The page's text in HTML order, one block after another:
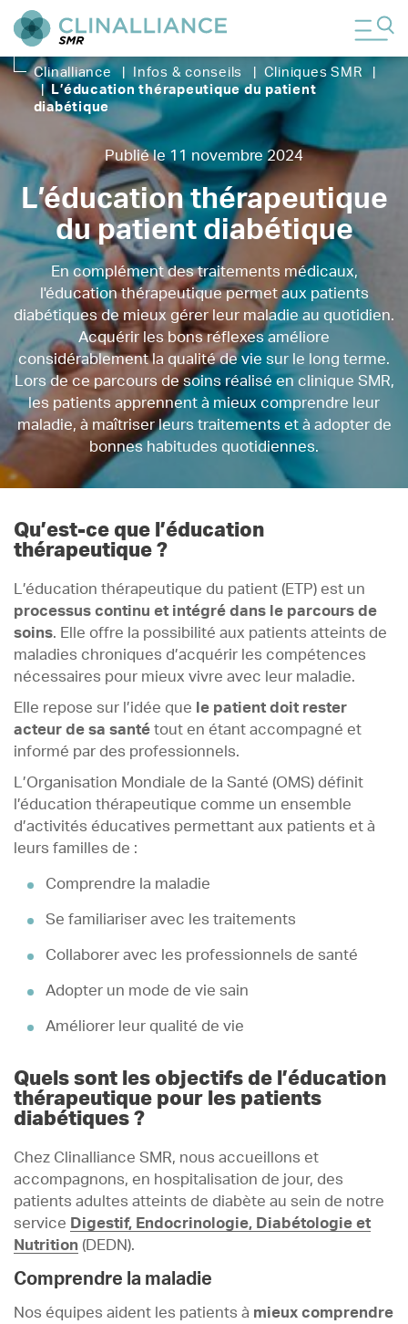
Clinalliance Infos & conseils Cliniques SMR
|
L’éducation thérapeutique du patient
diabétique
Publié le 11 novembre 2024
L’éducation thérapeutique
du patient diabétique
En complément des traitements médicaux,
l'éducation thérapeutique permet aux patients
diabétiques de mieux gérer leur maladie au quotidien.
Acquérir les bons réflexes améliore
considérablement la qualité de vie sur le long terme.
Lors de ce parcours de soins réalisé en clinique SMR,
les patients apprennent à mieux comprendre leur
maladie, à maîtriser leurs traitements et à adopter de
bonnes habitudes quotidiennes.
Qu’est-ce que l’éducation
thérapeutique ?
L’éducation thérapeutique du patient (ETP) est un
processus continu et intégré dans le parcours de
soins. Elle offre la possibilité aux patients atteints de
maladies chroniques d’acquérir les compétences
nécessaires pour mieux vivre avec leur maladie.
Elle repose sur l’idée que le patient doit rester
acteur de sa santé tout en étant accompagné et
informé par des professionnels.
L’Organisation Mondiale de la Santé (OMS) définit
l’éducation thérapeutique comme un ensemble
d’activités éducatives permettant aux patients et à
leurs familles de :
Comprendre la maladie
Se familiariser avec les traitements
Collaborer avec les professionnels de santé
Adopter un mode de vie sain
Améliorer leur qualité de vie
Quels sont les objectifs de l’éducation
thérapeutique pour les patients
diabétiques ?
Chez Clinalliance SMR, nous accueillons et
accompagnons, en hospitalisation de jour, des
patients adultes atteints de diabète au sein de notre
service Digestif, Endocrinologie, Diabétologie et
Nutrition (DEDN).
Comprendre la maladie
Nos équipes aident les patients à mieux comprendre